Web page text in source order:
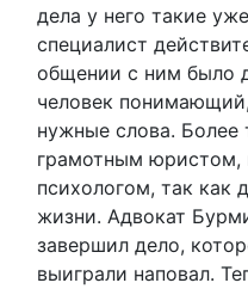
дела у него такие
специалист
общении с ним было
человек
нужные слова. Более
грамотным юристом,
психологом, так как
жизни. Адвокат
завершил дело,
выиграли наповал.